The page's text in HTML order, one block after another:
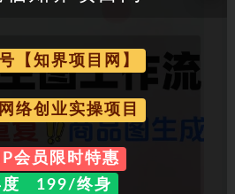
【知界项目网】
络创业实操项目
会员限时特惠
度 199/终身